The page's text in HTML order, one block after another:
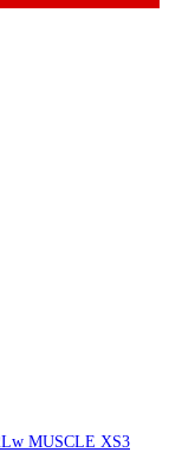
MUSCLE XS3